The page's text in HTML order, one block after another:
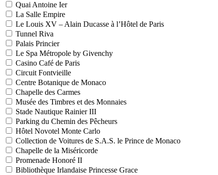
Quai Antoine Ier
La Salle Empire
Le Louis XV – Alain Ducasse à l’Hôtel de Paris
Tunnel Riva
Palais Princier
Le Spa Métropole by Givenchy
Casino Café de Paris
Circuit Fontvieille
Centre Botanique de Monaco
Chapelle des Carmes
Musée des Timbres et des Monnaies
Stade Nautique Rainier III
Parking du Chemin des Pêcheurs
Hôtel Novotel Monte Carlo
Collection de Voitures de S.A.S. le Prince de Monaco
Chapelle de la Miséricorde
Promenade Honoré II
Bibliothèque Irlandaise Princesse Grace